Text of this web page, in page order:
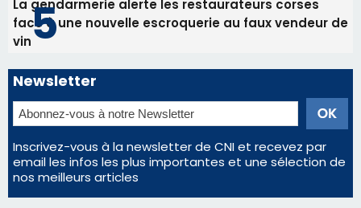
Régie publicitaire
Nous contacter